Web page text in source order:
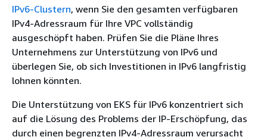
IPv6-Clustern, wenn Sie den gesamten verfügbaren
IPv4-Adressraum für Ihre VPC vollständig
ausgeschöpft haben. Prüfen Sie die Pläne Ihres
Unternehmens zur Unterstützung von IPv6 und
überlegen Sie, ob sich Investitionen in IPv6 langfristig
lohnen könnten.
Die Unterstützung von EKS für IPv6 konzentriert sich
auf die Lösung des Problems der IP-Erschöpfung, das
durch einen begrenzten IPv4-Adressraum verursacht